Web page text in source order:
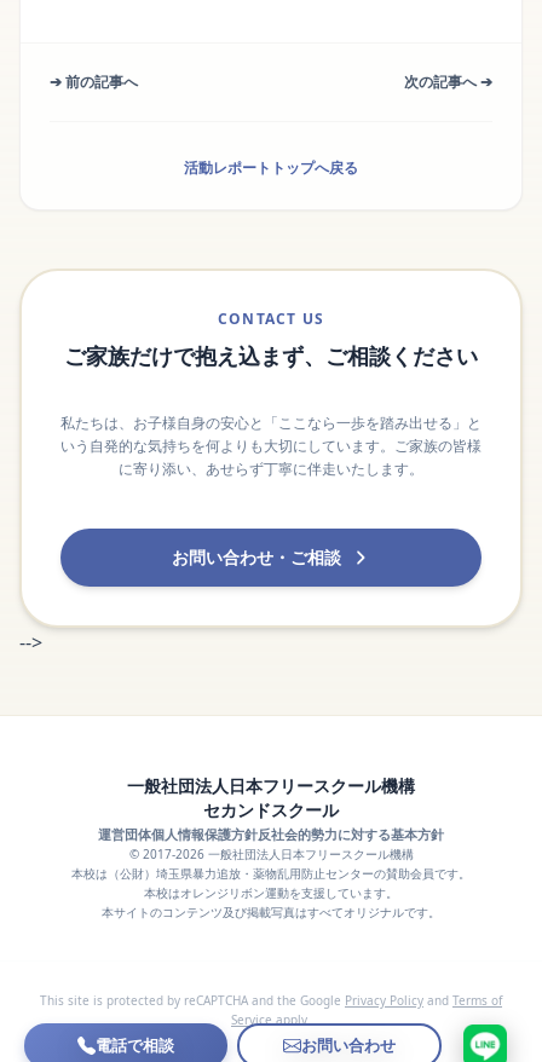
➔ 前の記事へ 次の記事へ ➔
活動レポートトップへ戻る
CONTACT US
ご家族だけで抱え込まず、ご相談ください
私たちは、お子様自身の安心と「ここなら一歩を踏み出せる」と
いう自発的な気持ちを何よりも大切にしています。ご家族の皆様
に寄り添い、あせらず丁寧に伴走いたします。
お問い合わせ・ご相談
-->
一般社団法人日本フリースクール機構
セカンドスクール
運営団体個人情報保護方針反社会的勢力に対する基本方針
© 2017-2026 一般社団法人日本フリースクール機構
本校は（公財）埼玉県暴力追放・薬物乱用防止センターの賛助会員です。
本校はオレンジリボン運動を支援しています。
本サイトのコンテンツ及び掲載写真はすべてオリジナルです。
This site is protected by reCAPTCHA and the Google Privacy Policy and Terms of
Service apply.
電話で相談 お問い合わせ